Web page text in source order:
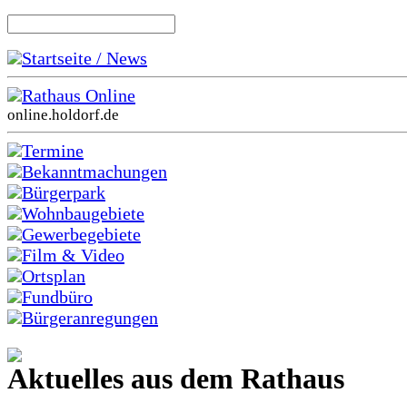
Startseite / News
Rathaus Online
online.holdorf.de
Termine
Bekanntmachungen
Bürgerpark
Wohnbaugebiete
Gewerbegebiete
Film & Video
Ortsplan
Fundbüro
Bürgeranregungen
Aktuelles aus dem Rathaus